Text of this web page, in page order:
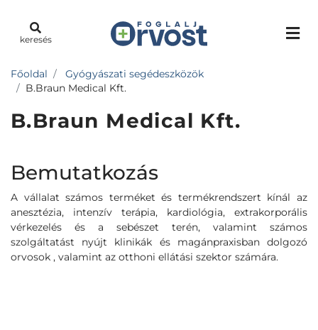
keresés
Főoldal
Gyógyászati segédeszközök
B.Braun Medical Kft.
B.Braun Medical Kft.
Bemutatkozás
A vállalat számos terméket és termékrendszert kínál az
anesztézia, intenzív terápia, kardiológia, extrakorporális
vérkezelés és a sebészet terén, valamint számos
szolgáltatást nyújt klinikák és magánpraxisban dolgozó
orvosok , valamint az otthoni ellátási szektor számára.